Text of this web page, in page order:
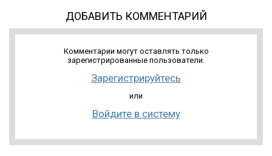
ДОБАВИТЬ КОММЕНТАРИЙ
Комментарии могут оставлять только
зарегистрированные пользователи.
Зарегистрируйтесь
или
Войдите в систему